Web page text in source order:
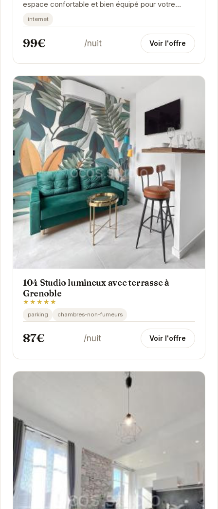
espace confortable et bien équipé pour votre
séjour à Grenoble.
internet
99€ /nuit Voir l'offre
104 Studio lumineux avec terrasse à
Grenoble
★★★★★
parking chambres-non-fumeurs
87€ /nuit Voir l'offre